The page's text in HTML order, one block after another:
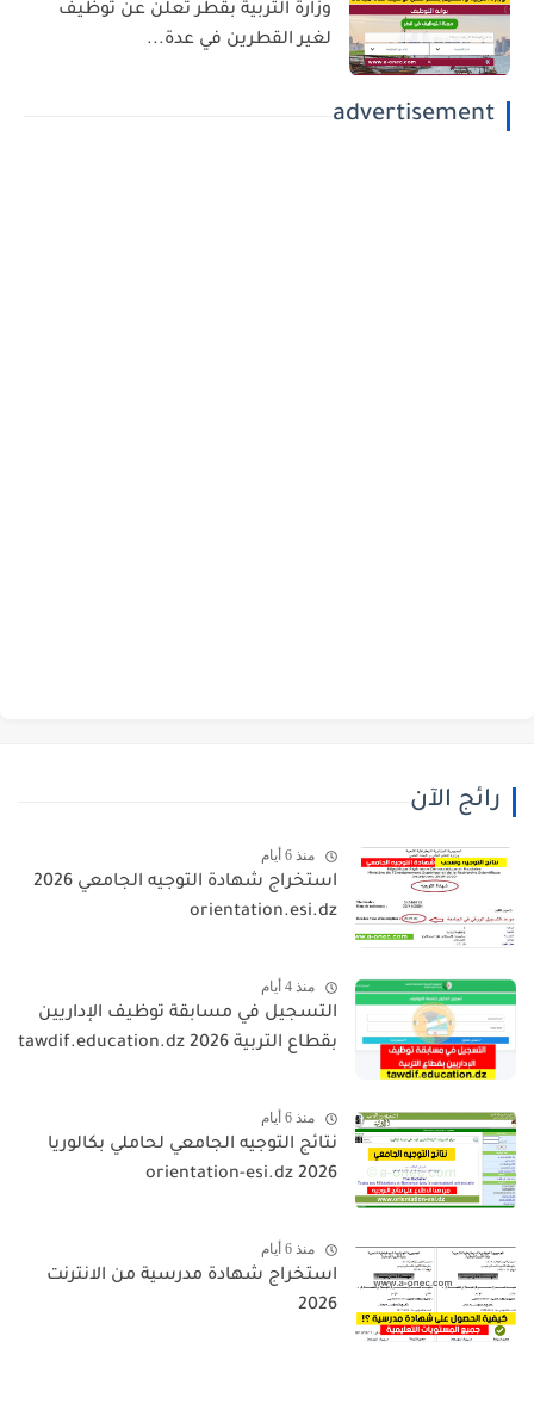
وزارة التربية بقطر تعلن عن توظيف
لغير القطرين في عدة...
advertisement
رائج الآن
منذ 6 أيام
استخراج شهادة التوجيه الجامعي 2026
orientation.esi.dz
منذ 4 أيام
التسجيل في مسابقة توظيف الإداريين
بقطاع التربية 2026 tawdif.education.dz
منذ 6 أيام
نتائج التوجيه الجامعي لحاملي بكالوريا
2026 orientation-esi.dz
منذ 6 أيام
استخراج شهادة مدرسية من الانترنت
2026